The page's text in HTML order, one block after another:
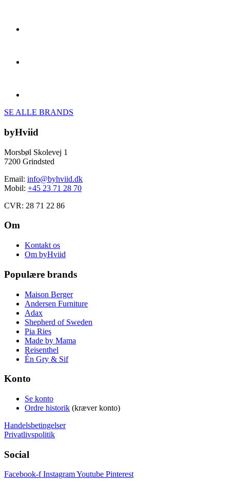
SE ALLE BRANDS
byHviid
Morsbøl Skolevej 1
7200 Grindsted
Email: info@byhviid.dk
Mobil: +45 23 71 28 70
CVR: 28 71 22 86
Om
Kontakt os
Om byHviid
Populære brands
Maison Berger
Andersen Furniture
Adax
Shepherd of Sweden
Pia Ries
Made by Mama
Reisenthel
Én Gry & Sif
Konto
Se konto
Ordre historik (kræver konto)
Handelsbetingelser
Privatlivspolitik
Social
Facebook-f InstagramYoutube Pinterest